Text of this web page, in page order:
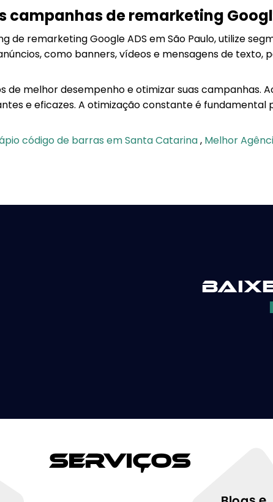
de remarketing
de remarketing Google ADS em São Paulo, utilize
como banners, vídeos e mensagens de texto,
melhor desempenho e otimizar suas campanhas.
e eficazes. A otimização constante é
código de barras em Santa Catarina, Melhor
Serviços